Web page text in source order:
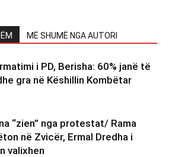
MË SHUMË NGA AUTORI
i PD, Berisha: 60% janë të
gra në Këshillin Kombëtar
“zien” nga protestat/ Rama
në Zvicër, Ermal Dredha i
valixhen